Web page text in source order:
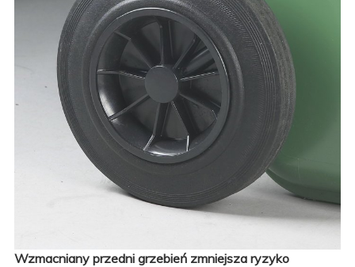
Wzmacniany przedni grzebień zmniejsza ryzyko